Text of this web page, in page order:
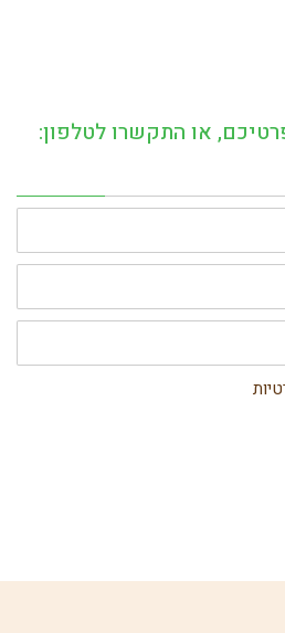
או התקשרו לטלפון: